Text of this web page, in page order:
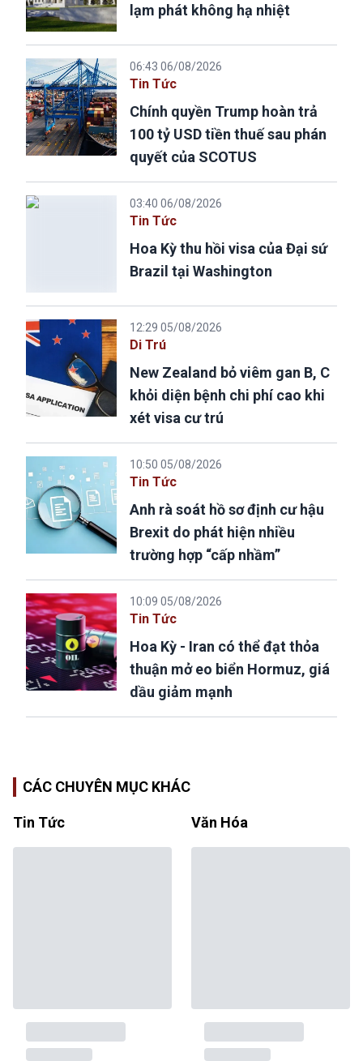
lạm phát không hạ nhiệt
06:43 06/08/2026
Tin Tức
Chính quyền Trump hoàn trả
100 tỷ USD tiền thuế sau phán
quyết của SCOTUS
03:40 06/08/2026
Tin Tức
Hoa Kỳ thu hồi visa của Đại sứ
Brazil tại Washington
12:29 05/08/2026
Di Trú
New Zealand bỏ viêm gan B, C
khỏi diện bệnh chi phí cao khi
xét visa cư trú
10:50 05/08/2026
Tin Tức
Anh rà soát hồ sơ định cư hậu
Brexit do phát hiện nhiều
trường hợp “cấp nhầm”
10:09 05/08/2026
Tin Tức
Hoa Kỳ - Iran có thể đạt thỏa
thuận mở eo biển Hormuz, giá
dầu giảm mạnh
CÁC CHUYÊN MỤC KHÁC
Tin Tức Văn Hóa